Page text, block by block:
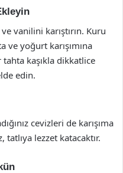
vanilini karıştırın. Kuru
ve yoğurt karışımına
tahta kaşıkla dikkatlice
edin.
cevizleri de karışıma
tatlıya lezzet katacaktır.